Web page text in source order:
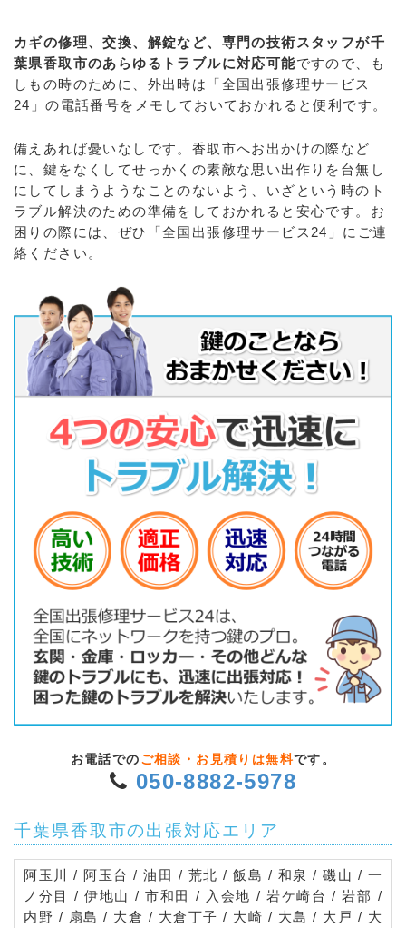
カギの修理、交換、解錠など、専門の技術スタッフが千
葉県香取市のあらゆるトラブルに対応可能ですので、も
しもの時のために、外出時は「全国出張修理サービス
24」の電話番号をメモしておいておかれると便利です。
備えあれば憂いなしです。香取市へお出かけの際など
に、鍵をなくしてせっかくの素敵な思い出作りを台無し
にしてしまうようなことのないよう、いざという時のト
ラブル解決のための準備をしておかれると安心です。お
困りの際には、ぜひ「全国出張修理サービス24」にご連
絡ください。
お電話での ご相談・お見積りは無料です。
050-8882-5978
千葉県香取市の出張対応エリア
阿玉川 / 阿玉台 / 油田 / 荒北 / 飯島 / 和泉 / 磯山 / 一
ノ分目 / 伊地山 / 市和田 / 入会地 / 岩ケ崎台 / 岩部 /
内野 / 扇島 / 大倉 / 大倉丁子 / 大崎 / 大島 / 大戸 / 大